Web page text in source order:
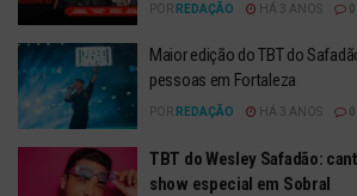
POR REDAÇÃO HÁ 3 ANOS
Maior edição do TBT do
pessoas em Fortaleza
POR REDAÇÃO HÁ 3 ANOS
TBT do Wesley Safadão:
show especial em Sobral